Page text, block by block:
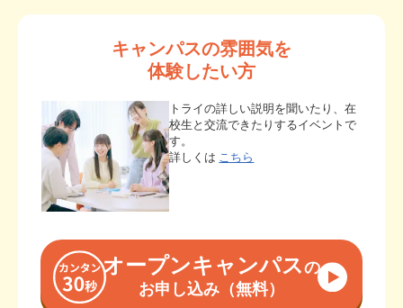
キャンパスの雰囲気を
体験したい方
トライの詳しい説明を聞いたり、在
校生と交流できたりするイベントで
す。
詳しくは こちら
オープンキャンパスの
お申し込み（無料）